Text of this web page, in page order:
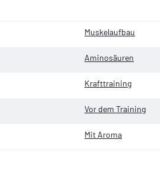
Muskelaufbau
Aminosäuren
Krafttraining
Vor dem Training
Mit Aroma